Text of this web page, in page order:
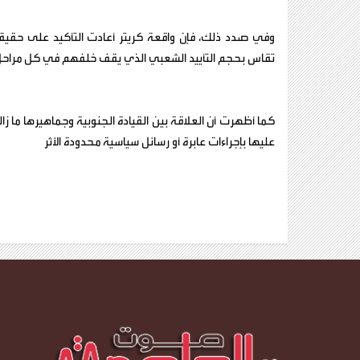
وفي صدد ذلك، فإن واقعة كريتر أعادت التأكيد على
تقاس بحجم التأييد الشعبي الذي يقف خلفهم في كل مراحل
كما أظهرت أن العلاقة بين القيادة الجنوبية وجماهيرها
عليها بإجراءات عابرة أو رسائل سياسية محدودة الأثر